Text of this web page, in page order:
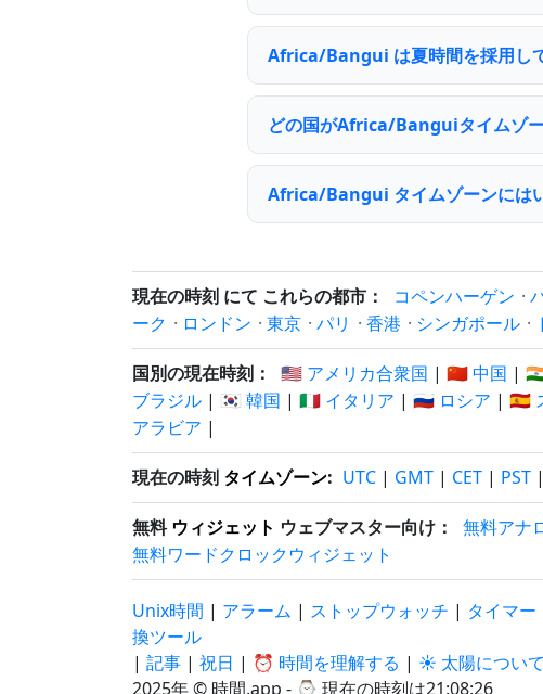
Africa/Bangui は夏時間を採用し
どの国がAfrica/Banguiタイムゾ
Africa/Bangui タイムゾーンには
現在の時刻 にて これらの都市： コペンハーゲン ·
ーク · ロンドン · 東京 · パリ · 香港 · シンガポール ·
国別の現在時刻： 🇺🇸 アメリカ合衆国 | 🇨🇳 中国 |
ブラジル | 🇰🇷 韓国 | 🇮🇹 イタリア | 🇷🇺 ロシア | 🇪🇸
アラビア |
現在の時刻 タイムゾーン: UTC | GMT | CET | PST |
無料 ウィジェット ウェブマスター向け： 無料アナ
無料ワードクロックウィジェット
Unix時間 | アラーム | ストップウォッチ | タイマー
換ツール
| 記事 | 祝日 | ⏰ 時間を理解する | ☀️ 太陽につい
2025年 © 時間.app - ⌚ 現在の時刻は21:08:27